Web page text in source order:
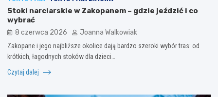
Stoki narciarskie w Zakopanem – gdzie jeździć i co
wybrać
8 czerwca 2026 Joanna Walkowiak
Zakopane i jego najbliższe okolice dają bardzo szeroki wybór tras: od
krótkich, łagodnych stoków dla dzieci…
Czytaj dalej